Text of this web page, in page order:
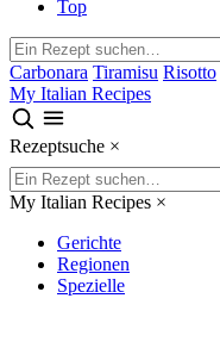
Top
Carbonara Tiramisu Risotto
My Italian Recipes
Rezeptsuche ×
My Italian Recipes ×
Gerichte
Regionen
Spezielle